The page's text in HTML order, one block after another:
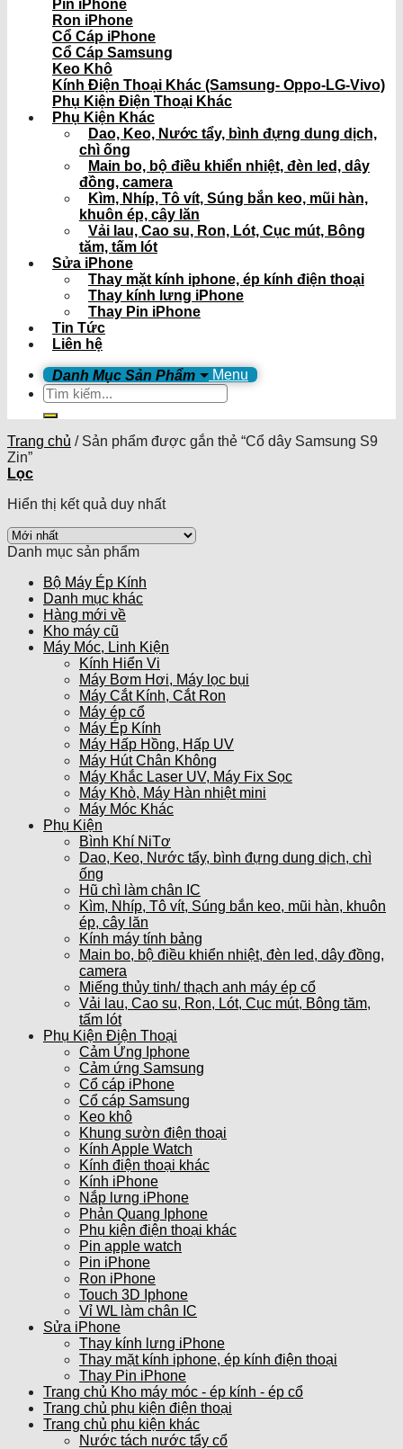
Pin iPhone
Ron iPhone
Cổ Cáp iPhone
Cổ Cáp Samsung
Keo Khô
Kính Điện Thoại Khác (Samsung- Oppo-LG-Vivo)
Phụ Kiện Điện Thoại Khác
Phụ Kiện Khác
Dao, Keo, Nước tẩy, bình đựng dung dịch,
chì ống
Main bo, bộ điều khiển nhiệt, đèn led, dây
đồng, camera
Kìm, Nhíp, Tô vít, Súng bắn keo, mũi hàn,
khuôn ép, cây lăn
Vải lau, Cao su, Ron, Lót, Cục mút, Bông
tăm, tấm lót
Sửa iPhone
Thay mặt kính iphone, ép kính điện thoại
Thay kính lưng iPhone
Thay Pin iPhone
Tin Tức
Liên hệ
Menu
Tìm
kiếm:
Trang chủ /Sản phẩm được gắn thẻ “Cổ dây Samsung S9
Zin”
Lọc
Hiển thị kết quả duy nhất
Danh mục sản phẩm
Bộ Máy Ép Kính
Danh mục khác
Hàng mới về
Kho máy cũ
Máy Móc, Linh Kiện
Kính Hiển Vi
Máy Bơm Hơi, Máy lọc bụi
Máy Cắt Kính, Cắt Ron
Máy ép cổ
Máy Ép Kính
Máy Hấp Hồng, Hấp UV
Máy Hút Chân Không
Máy Khắc Laser UV, Máy Fix Sọc
Máy Khò, Máy Hàn nhiệt mini
Máy Móc Khác
Phụ Kiện
Bình Khí NiTơ
Dao, Keo, Nước tẩy, bình đựng dung dịch, chì
ống
Hũ chì làm chân IC
Kìm, Nhíp, Tô vít, Súng bắn keo, mũi hàn, khuôn
ép, cây lăn
Kính máy tính bảng
Main bo, bộ điều khiển nhiệt, đèn led, dây đồng,
camera
Miếng thủy tinh/ thạch anh máy ép cổ
Vải lau, Cao su, Ron, Lót, Cục mút, Bông tăm,
tấm lót
Phụ Kiện Điện Thoại
Cảm Ứng Iphone
Cảm ứng Samsung
Cổ cáp iPhone
Cổ cáp Samsung
Keo khô
Khung sườn điện thoại
Kính Apple Watch
Kính điện thoại khác
Kính iPhone
Nắp lưng iPhone
Phản Quang Iphone
Phụ kiện điện thoại khác
Pin apple watch
Pin iPhone
Ron iPhone
Touch 3D Iphone
Vỉ WL làm chân IC
Sửa iPhone
Thay kính lưng iPhone
Thay mặt kính iphone, ép kính điện thoại
Thay Pin iPhone
Trang chủ Kho máy móc - ép kính - ép cổ
Trang chủ phụ kiện điện thoại
Trang chủ phụ kiện khác
Nước tách nước tẩy cổ